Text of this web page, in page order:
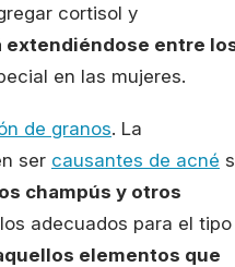
cortisol y
extendiéndose entre
en las mujeres.
de granos. La
ser causantes de acné
champús y otros
adecuados para el tipo
elementos que